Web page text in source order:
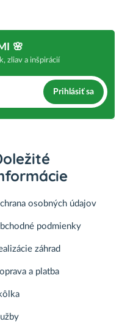
🌸
zliav a inšpirácií
Prihlásiť sa
osobných údajov
podmienky
záhrad
a platba